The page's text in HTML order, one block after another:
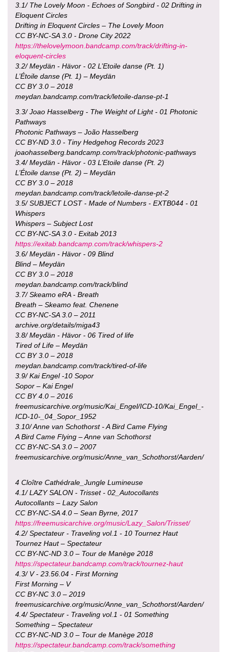
3.1/ The Lovely Moon - Echoes of Songbird - 02 Drifting in
Eloquent Circles
Drifting in Eloquent Circles – The Lovely Moon
CC BY-NC-SA 3.0 - Drone City 2022
https://thelovelymoon.bandcamp.com/track/drifting-in-
eloquent-circles
3.2/ Meydän - Hävor - 02 L’Etoile danse (Pt. 1)
L’Étoile danse (Pt. 1) – Meydän
CC BY 3.0 – 2018
meydan.bandcamp.com/track/letoile-danse-pt-1
3.3/ Joao Hasselberg - The Weight of Light - 01 Photonic
Pathways
Photonic Pathways – João Hasselberg
CC BY-ND 3.0 - Tiny Hedgehog Records 2023
joaohasselberg.bandcamp.com/track/photonic-pathways
3.4/ Meydän - Hävor - 03 L’Etoile danse (Pt. 2)
L’Étoile danse (Pt. 2) – Meydän
CC BY 3.0 – 2018
meydan.bandcamp.com/track/letoile-danse-pt-2
3.5/ SUBJECT LOST - Made of Numbers - EXTB044 - 01
Whispers
Whispers – Subject Lost
CC BY-NC-SA 3.0 - Exitab 2013
https://exitab.bandcamp.com/track/whispers-2
3.6/ Meydän - Hävor - 09 Blind
Blind – Meydän
CC BY 3.0 – 2018
meydan.bandcamp.com/track/blind
3.7/ Skeamo eRA - Breath
Breath – Skeamo feat. Chenene
CC BY-NC-SA 3.0 – 2011
archive.org/details/miga43
3.8/ Meydän - Hävor - 06 Tired of life
Tired of Life – Meydän
CC BY 3.0 – 2018
meydan.bandcamp.com/track/tired-of-life
3.9/ Kai Engel -10 Sopor
Sopor – Kai Engel
CC BY 4.0 – 2016
freemusicarchive.org/music/Kai_Engel/ICD-10/Kai_Engel_-
ICD-10-_04_Sopor_1952
3.10/ Anne van Schothorst - A Bird Came Flying
A Bird Came Flying – Anne van Schothorst
CC BY-NC-SA 3.0 – 2007
freemusicarchive.org/music/Anne_van_Schothorst/Aarden/
4 Cloître Cathédrale_Jungle Lumineuse
4.1/ LAZY SALON - Trisset - 02_Autocollants
Autocollants – Lazy Salon
CC BY-NC-SA 4.0 – Sean Byrne, 2017
https://freemusicarchive.org/music/Lazy_Salon/Trisset/
4.2/ Spectateur - Traveling vol.1 - 10 Tournez Haut
Tournez Haut – Spectateur
CC BY-NC-ND 3.0 – Tour de Manège 2018
https://spectateur.bandcamp.com/track/tournez-haut
4.3/ V - 23.56.04 - First Morning
First Morning – V
CC BY-NC 3.0 – 2019
freemusicarchive.org/music/Anne_van_Schothorst/Aarden/
4.4/ Spectateur - Traveling vol.1 - 01 Something
Something – Spectateur
CC BY-NC-ND 3.0 – Tour de Manège 2018
https://spectateur.bandcamp.com/track/something